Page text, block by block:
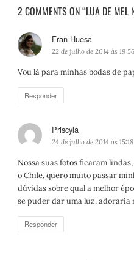
2 COMMENTS ON “LUA DE MEL
Fran Huesa
i
s
22 de julho de 2014 às 19:56
Vou lá para minhas bodas de
Responder
Priscyla
i
s
e
:
24 de julho de 2014 às 15:18
Nossa suas fotos ficaram
o Chile, quero muito passar
dúvidas sobre qual a melhor
se puder dar uma luz,
Responder